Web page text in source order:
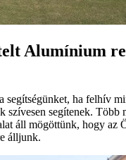
Alumínium
segítségünket, ha felhív
szívesen segítenek. Több
áll mögöttünk, hogy az
álljunk.